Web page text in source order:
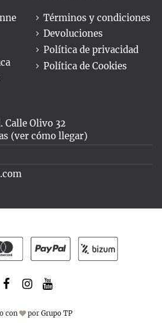
Términos y condiciones
Devoluciones
Política de privacidad
Política de Cookies
Calle Olivo 32
(ver cómo llegar)
con por Grupo TP